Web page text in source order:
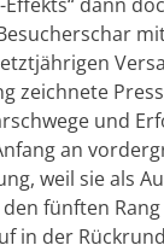
zeichnete
und
an
weil sie als
fünften
in der